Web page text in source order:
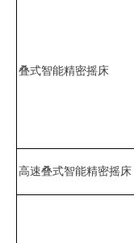
叠式智能精密摇床
高速叠式智能精密摇床